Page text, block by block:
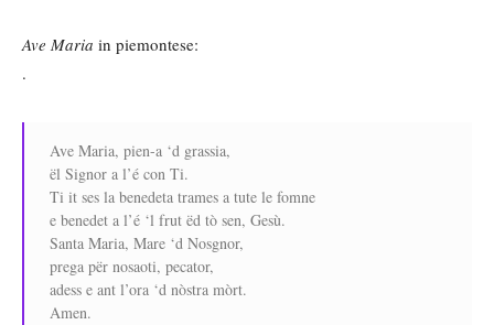
Ave Maria in piemontese:
.
Ave Maria, pien-a ‘d grassia,
ël Signor a l’é con Ti.
Ti it ses la benedeta trames a tute le fomne
e benedet a l’é ‘l frut ëd tò sen, Gesù.
Santa Maria, Mare ‘d Nosgnor,
prega për nosaoti, pecator,
adess e ant l’ora ‘d nòstra mòrt.
Amen.